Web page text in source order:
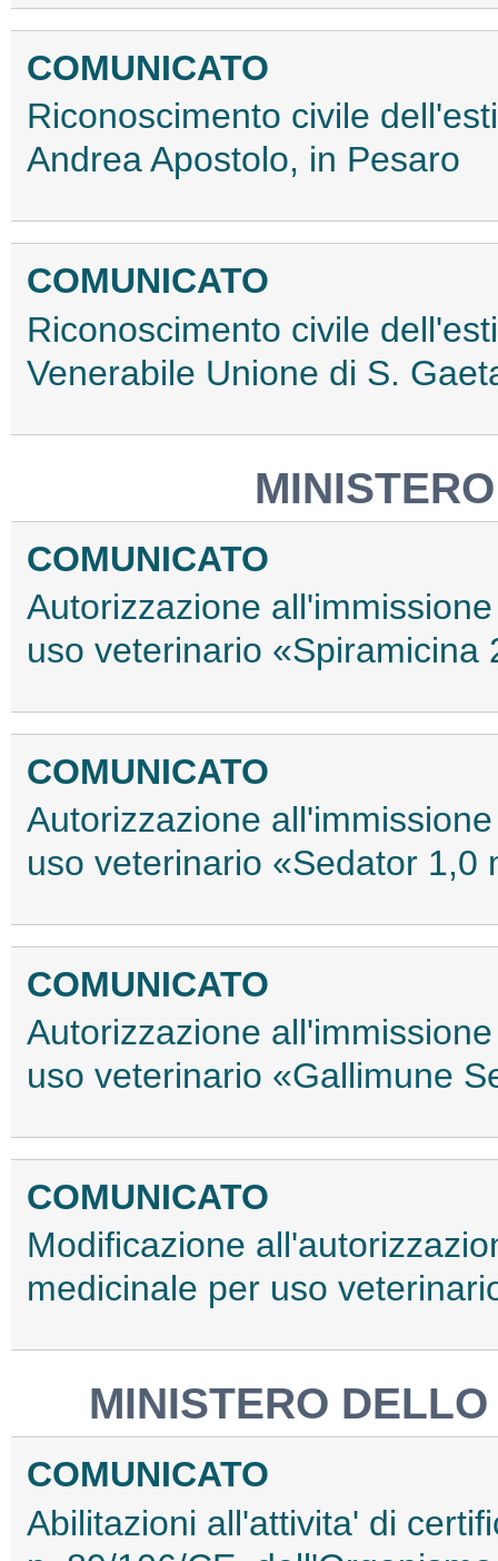
COMUNICATO
Riconoscimento civile
Andrea Apostolo, in Pesaro
COMUNICATO
Riconoscimento civile
Venerabile Unione di S.
COMUNICATO
Autorizzazione
uso veterinario «Spiramicina
COMUNICATO
Autorizzazione
uso veterinario «Sedator 1,0
COMUNICATO
Autorizzazione
uso veterinario «Gallimune
COMUNICATO
Modificazione
medicinale per uso
MINISTERO
COMUNICATO
Abilitazioni all'attivita' di